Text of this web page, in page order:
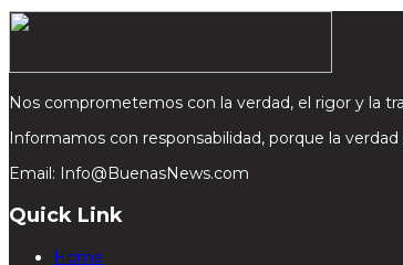
Nos comprometemos con la verdad, el rigor y la
Informamos con responsabilidad, porque la
Email: Info@BuenasNews.com
Quick Link
Home